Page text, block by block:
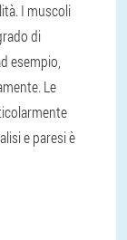
I muscoli
di
esempio,
Le
e paresi è